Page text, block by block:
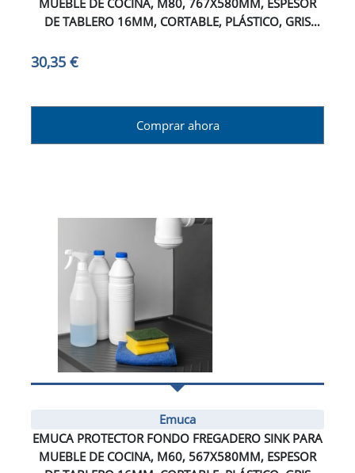
DE TABLERO 16MM, CORTABLE, PLÁSTICO, GRIS
30,35 €
Comprar ahora
Emuca
EMUCA PROTECTOR FONDO FREGADERO SINK PARA
MUEBLE DE COCINA, M60, 567X580MM, ESPESOR